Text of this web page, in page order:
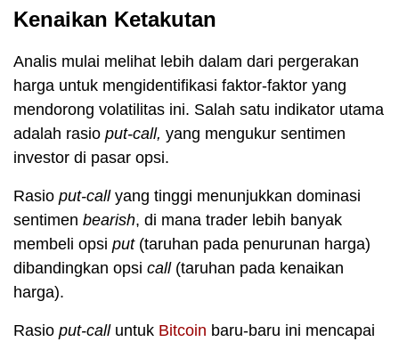
Kenaikan Ketakutan
Analis mulai melihat lebih dalam dari pergerakan
harga untuk mengidentifikasi faktor-faktor yang
mendorong volatilitas ini. Salah satu indikator utama
adalah rasio put-call, yang mengukur sentimen
investor di pasar opsi.
Rasio put-call yang tinggi menunjukkan dominasi
sentimen bearish, di mana trader lebih banyak
membeli opsi put (taruhan pada penurunan harga)
dibandingkan opsi call (taruhan pada kenaikan
harga).
Rasio put-calluntuk Bitcoin baru-baru ini mencapai